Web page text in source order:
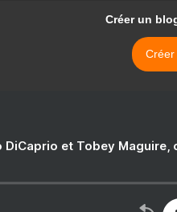
Créer un
Créer
DiCaprio et Tobey